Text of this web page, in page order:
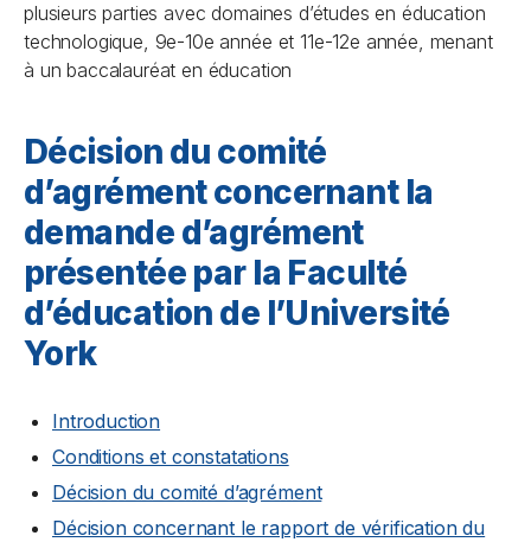
plusieurs parties avec domaines d’études en éducation
technologique, 9e-10e année et 11e-12e année, menant
à un baccalauréat en éducation
Décision du comité
d’agrément concernant la
demande d’agrément
présentée par la Faculté
d’éducation de l’Université
York
Introduction
Conditions et constatations
Décision du comité d’agrément
Décision concernant le rapport de vérification du